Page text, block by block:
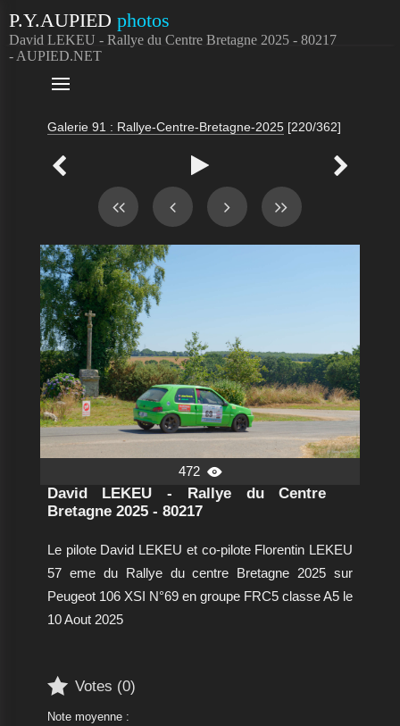
P.Y.AUPIED photos
David LEKEU - Rallye du Centre Bretagne 2025 - 80217
- AUPIED.NET

Galerie 91 : Rallye-Centre-Bretagne-2025 [220/362]
  
472 
David LEKEU - Rallye du Centre
Bretagne 2025 - 80217
Le pilote David LEKEU et co-pilote Florentin LEKEU
57 eme du Rallye du centre Bretagne 2025 sur
Peugeot 106 XSI N°69 en groupe FRC5 classe A5 le
10 Aout 2025
 Votes (0)
Note moyenne :